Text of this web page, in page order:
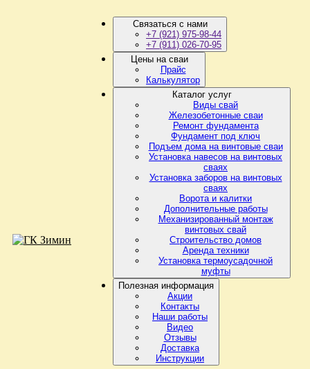
Связаться с нами
+7 (921) 975-98-44
+7 (911) 026-70-95
Цены на сваи
Прайс
Калькулятор
Каталог услуг
Виды свай
Железобетонные сваи
Ремонт фундамента
Фундамент под ключ
Подъем дома на винтовые сваи
Установка навесов на винтовых
сваях
Установка заборов на винтовых
сваях
Ворота и калитки
Дополнительные работы
Механизированный монтаж
винтовых свай
Строительство домов
Аренда техники
Установка термоусадочной
муфты
Полезная информация
Акции
Контакты
Наши работы
Видео
Отзывы
Доставка
Инструкции